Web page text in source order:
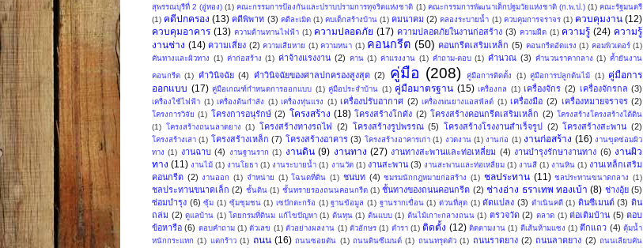
สุพรรณบุรีที่ 2 (อู่ทอง) (1) คณะกรรมการป้องกันและปราบปรามการทุจริตแห่งชาติ (1) คณะกรรมการพัฒนาเด็กปฐมวัยแห่งชาติ (ก.พ.ป.) (1) คณะรัฐมนตรี
(1) คดีปกครอง (13) คดีพิพาท (3) คดีละเมิด (1) คบเด็กสร้างบ้าน (1) คมนาคม (2) คลองระบายน้ำ (1) ควบคุมการจราจร (1) ควบคุมงาน (12)
ควบคุมอาคาร (13) ความต้านทานไฟฟ้า (1) ความปลอดภัย (17) ความปลอดภัยในงานก่อสร้าง (3) ความฝืด (1) ความรู้ (24) ความรู้
งานช่าง (14) ความเสี่ยง (2) ความเสียหาย (1) ความหนา (1) คอนกรีต (50) คอนกรีตเสริมเหล็ก (5) คอนกรีตอัดแรง (1) คอมพิวเตอร์ (1)
คันทางและผิวทาง (1) ค่าก่อสร้าง (1) ค่าจ้างแรงงาน (2) คาน (1) ค่าแรงงาน (1) คำถาม-ตอบ (1) คำนวณ (3) คำนวนราคากลาง (1) ค้ำยันงาน
คอนกรีต (1) คำวินิจฉัย (4) คำวินิจฉัยของศาลปกครองสูงสุด (2) คู่มือ (208) คู่มือการติดตั้ง (1) คู่มือการปลูกต้นไม้ (1) คู่มือการ
ออกแบบ (17) คู่มือเกณฑ์กำหนดการออกแบบ (1) คู่มือประจำบ้าน (1) คู่มือมาตรฐาน (15) เครื่องกล (1) เครื่องจักร (2) เครื่องจักรกล (3)
เครื่องใช้ไฟฟ้า (1) เครื่องต้นกำลัง (1) เครื่องทุ่นแรง (1) เครื่องปรับอากาศ (2) เครื่องพ่นยางแอสฟัลต์ (1) เครื่องมือ (2) เครื่องหมายจราจร (2)
โครงการวิจัย (1) โครงการอนุรักษ์ (2) โครงสร้าง (18) โครงสร้างโกดัง (2) โครงสร้างคอนกรีตเสริมเหล็ก (2) โครงสร้างโครงสร้างใต้ดิน
(1) โครงสร้างถนนลาดยาง (1) โครงสร้างทางรถไฟ (2) โครงสร้างรูปพรรณ (5) โครงสร้างโรงงานสำเร็จรูป (2) โครงสร้างสะพาน (2)
โครงสร้างเสา (1) โครงสร้างเหล็ก (7) โครงสร้างอาคาร (3) โครงสร้างอาคารเก่า (1) งวดงาน (1) งานก่อ (1) งานก่อสร้าง (16) งานขุดซ่อมผิว
ทาง (1) งานฉาบ (4) งานฐานราก (1) งานดิน (9) งานทาง (27) งานทางสะพานและท่อเหลี่ยม (4) งานบำรุงรักษางานทาง (6) งานผิว
ทาง (11) งานไม้ (1) งานโยธา (1) งานระบายน้ำ (1) งานวัด (1) งานสะพาน (3) งานสะพานและท่อเหลี่ยม (1) งานสี (1) งานหิน (1) งานเหล็กเสริม
คอนกรีต (2) งานออก (1) จำหน่าย (1) โฉนดที่ดิน (1) ชนบท (4) ชมรมนักกฎหมายก่อสร้าง (1) ชลประทาน (11) ชลประทานขนาดกลาง (1)
ชลประทานขนาดเล็ก (2) ชั้นดิน (1) ชั้นทรายรองถนนคอนกรีต (1) ชั้นทางของถนนคอนกรีต (2) ช่างอ่าง ธราเทพ ทองเบ้า (8) ช่างอุ้ย (5)
ซ่อมบำรุง (6) ซุ้ม (1) ซุ้มชุมชน (1) เซปักตะกร้อ (1) ฐานข้อมูล (1) ฐานรากเขื่อน (1) ด่วนที่สุด (1) ดัดแปลง (3) ดำเนินคดี (1) ดินซีเมนต์ (3) ดิน
ถล่ม (2) ดูแลบ้าน (1) โดยกรมที่ดินม แก้ไขปัญหา (1) ต้นทุน (1) ต้นแบบ (1) ต้นไม้เกาะกลางถนน (1) ตรวจวัด (2) ตลาด (1) ต่อเติมบ้าน (5) ตอบ
ข้อหารือ (6) ตอบคำถาม (1) ตัวเลข (1) ตัวอย่างผลงาน (1) ตัวอักษร (1) ตำรา (1) ติดตั้ง (12) ติดตามงาน (1) ตีเส้นห้ามแซง (1) ตึกแถว (4) ตุ้มน้ำ
หนักกระแทก (1) แตกร้าว (1) ถนน (16) ถนนซอยตัน (1) ถนนดินซีเมนต์ (1) ถนนทรุดตัว (1) ถนนราดยาง (2) ถนนลาดยาง (2) ถนนเลียบคัน